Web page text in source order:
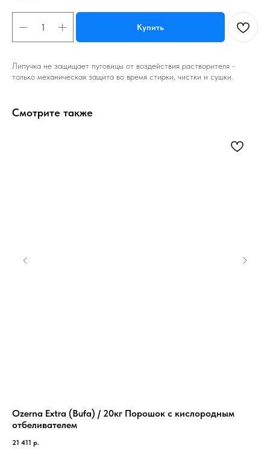
Купить
Липучка не защищает пуговицы от воздействия растворителя -
только механическая защита во время стирки, чистки и сушки.
Смотрите также
Ozerna Extra (Bufa) / 20кг Порошок с кислородным
отбеливателем
21 411 р.